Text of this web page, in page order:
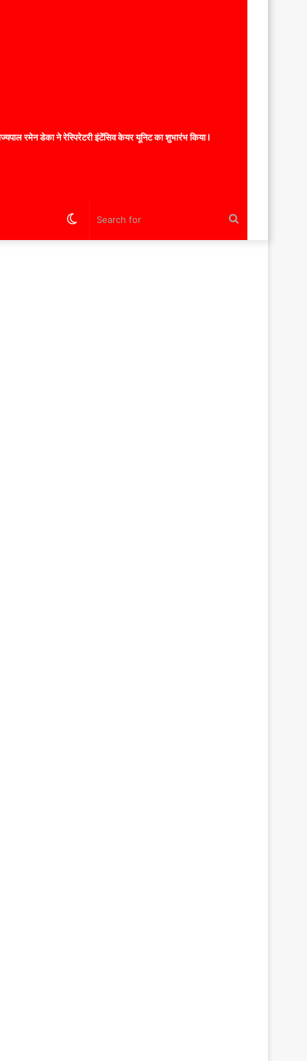
रमेन डेका ने रेस्पिरेटरी इंटेंसिव केयर यूनिट का शुभारंभ किया l
Switch